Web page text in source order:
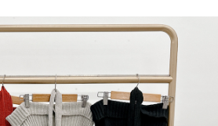
oleh Taiwan Mobile Co., Ltd. (“Syarikat”),
membeli barangan atau perkhidmatan
masa transaksi. Hasil daripada pembelian
akan dipindahkan oleh peniaga kepada
membuat pembayaran mengikut
bil Syarikat.
sebenar yang diluluskan akan berdasarkan
oleh AFTEE.
mestilah lebih besar daripada NT$20.
untuk ahli Taiwan.
Bayar Kemudian disediakan oleh NP
membuat bil kepada pengguna. AFTEE
percuma untuk pesanan
Kadar Penghantaran